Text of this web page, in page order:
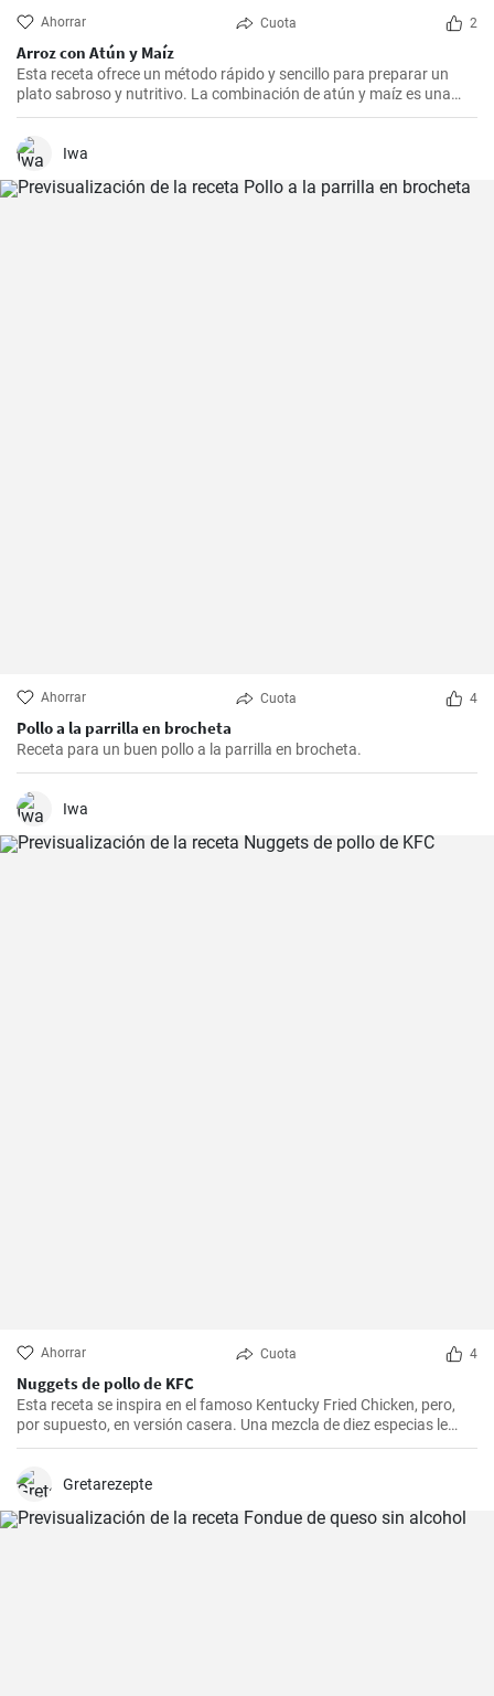
Ahorrar Cuota 2
Arroz con Atún y Maíz
Esta receta ofrece un método rápido y sencillo para preparar un
plato sabroso y nutritivo. La combinación de atún y maíz es una
excelente manera de agregar algo de proteína y color a nuestra
dieta diaria.
Iwa
Ahorrar Cuota 4
Pollo a la parrilla en brocheta
Receta para un buen pollo a la parrilla en brocheta.
Iwa
Ahorrar Cuota 4
Nuggets de pollo de KFC
Esta receta se inspira en el famoso Kentucky Fried Chicken, pero,
por supuesto, en versión casera. Una mezcla de diez especias le
añade el sabor original.
Gretarezepte